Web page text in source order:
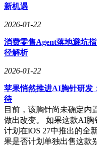
新机遇
2026-01-22
消费零售Agent落地避坑
径解析
2026-01-22
苹果悄然推进AI胸针研发
待
目前，该胸针尚未确定内
做出改变。 如果这款AI
计划在iOS 27中推出的全
果是否计划单独出售这款